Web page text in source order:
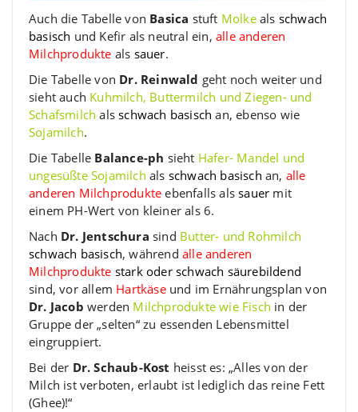
Auch die Tabelle von Basica stuft Molkeals schwach
basisch und Kefir als neutral ein,alle anderen
Milchprodukte als sauer.
Die Tabelle von Dr. Reinwald geht noch weiter und
sieht auch Kuhmilch, Buttermilch und Ziegen- und
Schafsmilch alsschwach basischan, ebenso wie
Sojamilch.
Die Tabelle Balance-ph sieht Hafer- Mandel und
ungesüßte Sojamilch als schwach basischan, alle
anderen Milchprodukte ebenfalls alssauer mit
einem PH-Wert von kleiner als 6.
Nach Dr. Jentschura sind Butter- und Rohmilch
schwach basisch, während alle anderen
Milchprodukte stark oder schwach säurebildend
sind, vor allem Hartkäseund im Ernährungsplan von
Dr. Jacob werden Milchprodukte wie Fisch in der
Gruppe der „selten“ zu essenden Lebensmittel
eingruppiert.
Bei der Dr. Schaub-Kost heisst es: „Alles von der
Milch ist verboten, erlaubt ist lediglich das reine Fett
(Ghee)!“